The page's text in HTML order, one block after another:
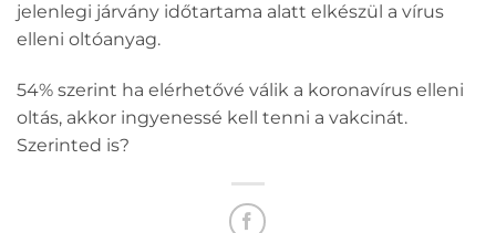
jelenlegi járvány időtartama alatt elkészül a vírus
elleni oltóanyag.
54% szerint ha elérhetővé válik a koronavírus elleni
oltás, akkor ingyenessé kell tenni a vakcinát.
Szerinted is?